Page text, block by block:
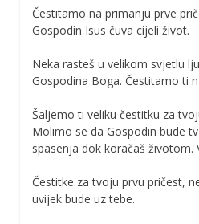
Čestitamo na primanju prve
Gospodin Isus čuva cijeli život.
Neka rasteš u velikom svjetlu
Gospodina Boga. Čestitamo ti
Šaljemo ti veliku čestitku za
Molimo se da Gospodin bude
spasenja dok koračaš životom.
Čestitke za tvoju prvu pričest,
uvijek bude uz tebe.